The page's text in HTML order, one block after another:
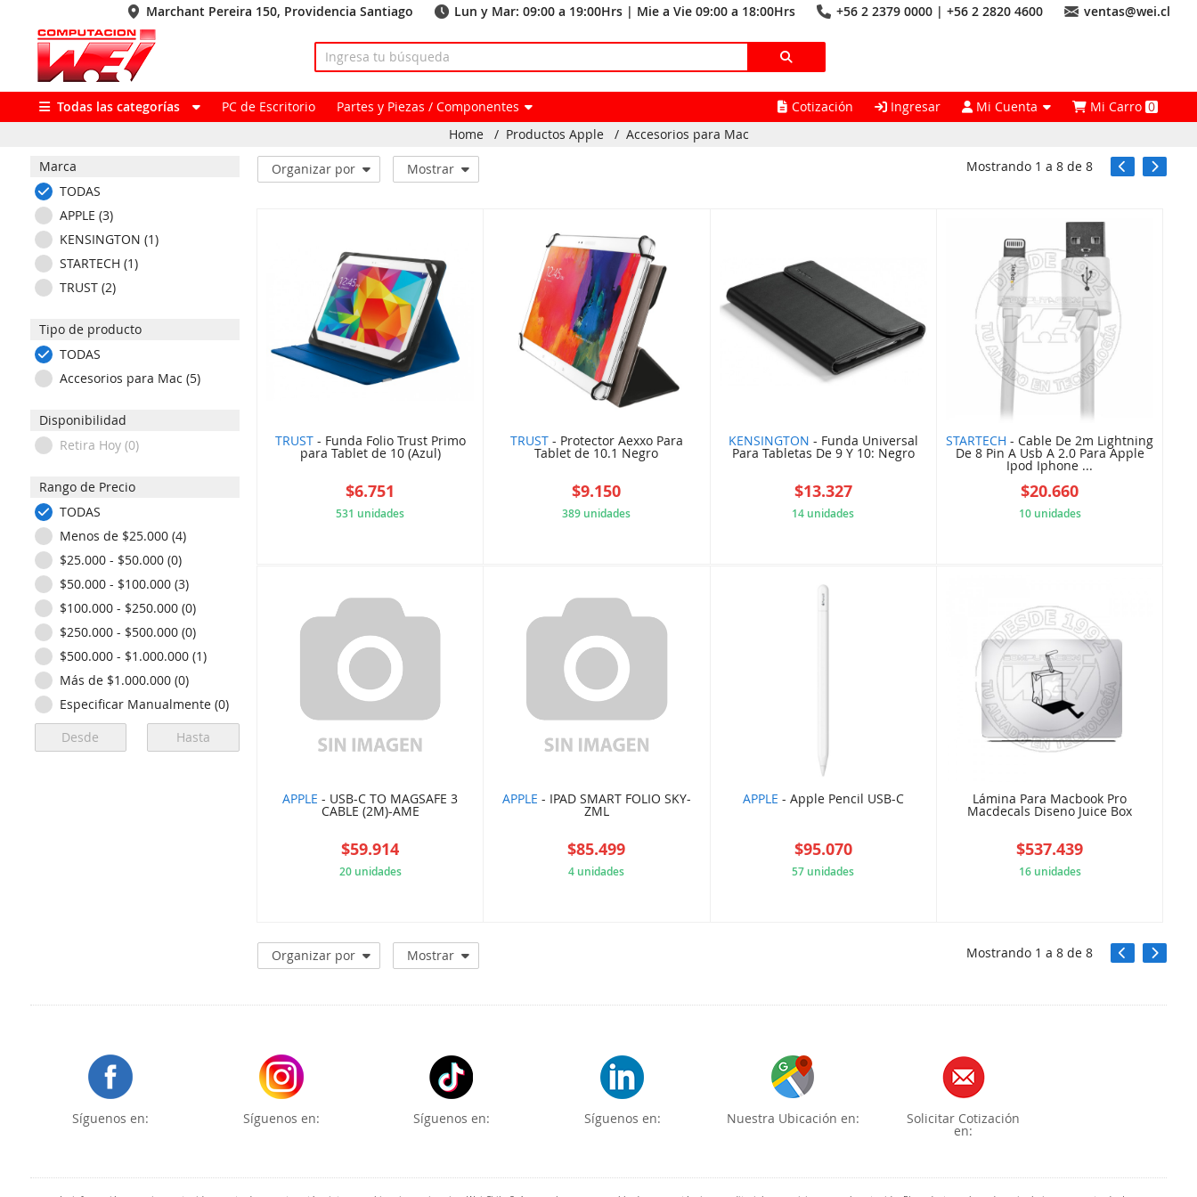
Marchant Pereira 150, Providencia Santiago Lun y Mar: 09:00 a 19:00Hrs | Mie a Vie 09:00 a 18:00Hrs +56 2 2379 0000 | +56 2 2820 4600 ventas@wei.cl
Todas las categorías PC de Escritorio Partes y Piezas / Componentes Cotización Ingresar Mi Cuenta Mi Carro0
Home
/ Productos Apple / Accesorios para Mac
Marca
TODAS
APPLE (3)
KENSINGTON (1)
STARTECH (1)
TRUST (2)
Tipo de producto
TODAS
Accesorios para Mac (5)
Disponibilidad
Retira Hoy (0)
Rango de Precio
TODAS
Menos de $25.000 (4)
$25.000 - $50.000 (0)
$50.000 - $100.000 (3)
$100.000 - $250.000 (0)
$250.000 - $500.000 (0)
$500.000 - $1.000.000 (1)
Más de $1.000.000 (0)
Especificar Manualmente (0)
Organizar por Mostrar Mostrando 1 a8 de8
TRUST- Funda Folio Trust Primo
para Tablet de 10 (Azul)
$6.751
531 unidades
TRUST- Protector Aexxo Para
Tablet de 10.1 Negro
$9.150
389 unidades
KENSINGTON - Funda Universal
Para Tabletas De 9 Y 10: Negro
$13.327
14 unidades
STARTECH - Cable De 2m Lightning
De 8 Pin A Usb A 2.0 Para Apple
Ipod Iphone ...
$20.660
10 unidades
APPLE - USB-C TO MAGSAFE 3
CABLE (2M)-AME
$59.914
20 unidades
APPLE - IPAD SMART FOLIO SKY-
ZML
$85.499
4 unidades
APPLE - Apple Pencil USB-C
$95.070
57 unidades
Lámina Para Macbook Pro
Macdecals Diseno Juice Box
$537.439
16 unidades
Organizar por Mostrar Mostrando 1 a8 de8
Síguenos en: Síguenos en: Síguenos en: Síguenos en: Nuestra Ubicación en: Solicitar Cotización
en: